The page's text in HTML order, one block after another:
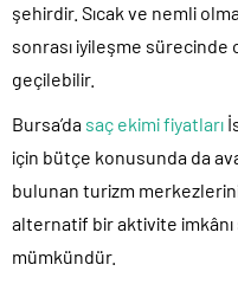
şehirdir. Sıcak ve nemli
sonrası iyileşme sürecinde
geçilebilir.
Bursa’da saç ekimi fiyatları
için bütçe konusunda da
bulunan turizm
alternatif bir aktivite
mümkündür.